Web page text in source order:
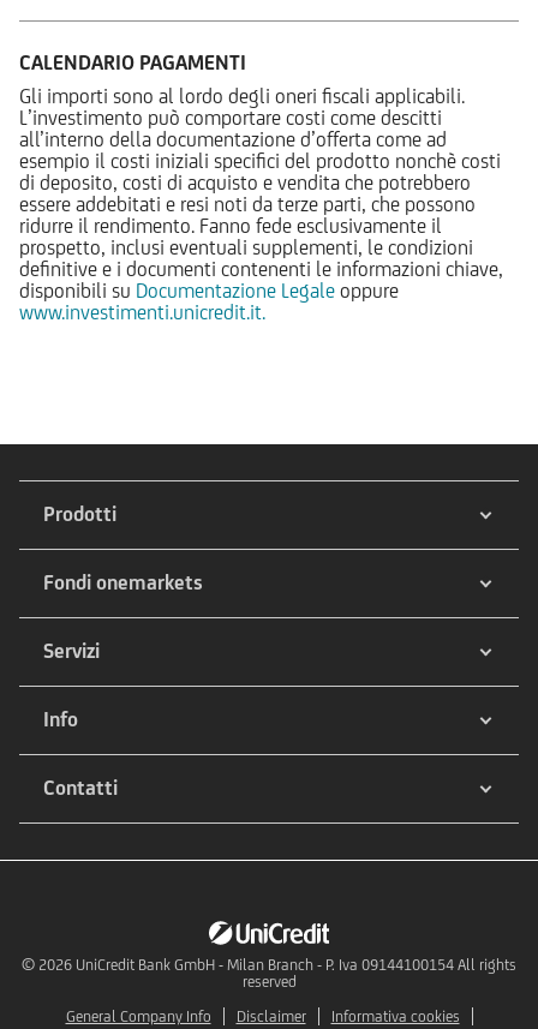
CALENDARIO PAGAMENTI
Gli importi sono al lordo degli oneri fiscali applicabili.
L’investimento può comportare costi come descitti
all’interno della documentazione d’offerta come ad
esempio il costi iniziali specifici del prodotto nonchè costi
di deposito, costi di acquisto e vendita che potrebbero
essere addebitati e resi noti da terze parti, che possono
ridurre il rendimento. Fanno fede esclusivamente il
prospetto, inclusi eventuali supplementi, le condizioni
definitive e i documenti contenenti le informazioni chiave,
disponibili su Documentazione Legale oppure
www.investimenti.unicredit.it.
Prodotti
Fondi onemarkets
Servizi
Info
Contatti
© 2026 UniCredit Bank GmbH - Milan Branch - P. Iva 09144100154 All rights
reserved
General Company Info
Disclaimer Informativa cookies